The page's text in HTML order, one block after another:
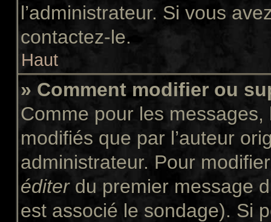
l’administrateur. Si vous
contactez-le.
Haut
» Comment modifier ou
Comme pour les
modifiés que par l’auteur
administrateur. Pour
éditerdu premier message
est associé le sondage). Si